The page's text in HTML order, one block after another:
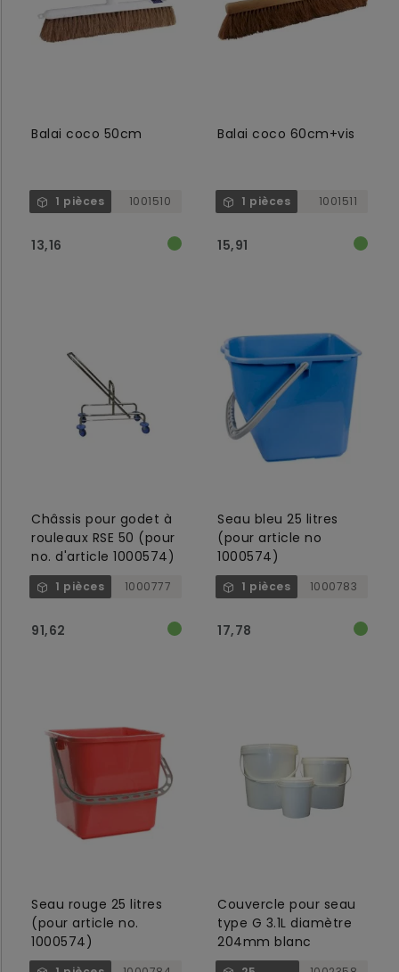
Balai coco 50cm
1 pièces 1001510
13,16
Balai coco 60cm+vis
1 pièces 1001511
15,91
Châssis pour godet à
rouleaux RSE 50 (pour
no. d'article 1000574)
1 pièces 1000777
91,62
Seau bleu 25 litres
(pour article no
1000574)
1 pièces 1000783
17,78
Seau rouge 25 litres
(pour article no.
1000574)
Couvercle pour seau
type G 3.1L diamètre
204mm blanc